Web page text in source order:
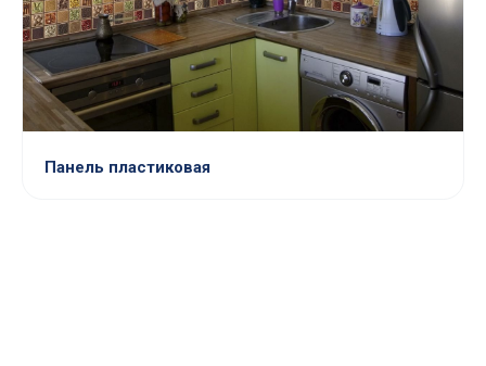
Панель пластиковая